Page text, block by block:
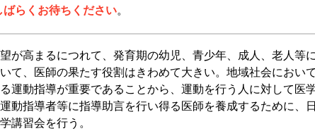
らくお待ちください。
が高まるにつれて、発育期の幼児、青少年、成人、老人等
て、医師の果たす役割はきわめて大きい。地域社会におい
運動指導が重要であることから、運動を行う人に対して医
動指導者等に指導助言を行い得る医師を養成するために、
講習会を行う。